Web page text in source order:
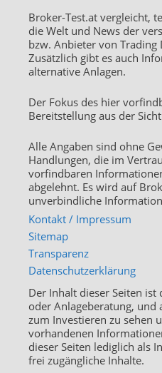
Broker-Test.at vergleicht,
die Welt und News der
bzw. Anbieter von Trading
Zusätzlich gibt es auch
alternative Anlagen.
Der Fokus des hier
Bereitstellung aus der
Alle Angaben sind ohne
Handlungen, die im
vorfindbaren
abgelehnt. Es wird auf
unverbindliche
Kontakt / Impressum
Sitemap
Transparenz
Datenschutzerklärung
Der Inhalt dieser Seiten
oder Anlageberatung, und
zum Investieren zu sehen
vorhandenen
dieser Seiten lediglich als
frei zugängliche Inhalte.